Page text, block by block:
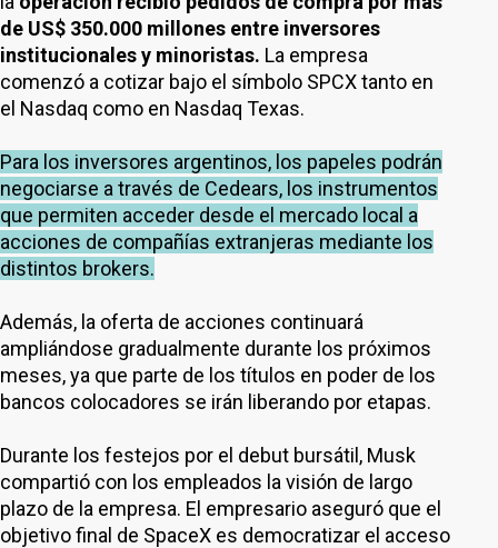
de US$ 350.000 millones entre inversores
institucionales y minoristas. La empresa
comenzó a cotizar bajo el símbolo SPCX tanto en
el Nasdaq como en Nasdaq Texas.
Para los inversores argentinos, los papeles podrán
negociarse a través de Cedears, los instrumentos
que permiten acceder desde el mercado local a
acciones de compañías extranjeras mediante los
distintos brokers.
Además, la oferta de acciones continuará
ampliándose gradualmente durante los próximos
meses, ya que parte de los títulos en poder de los
bancos colocadores se irán liberando por etapas.
Durante los festejos por el debut bursátil, Musk
compartió con los empleados la visión de largo
plazo de la empresa. El empresario aseguró que el
objetivo final de SpaceX es democratizar el acceso